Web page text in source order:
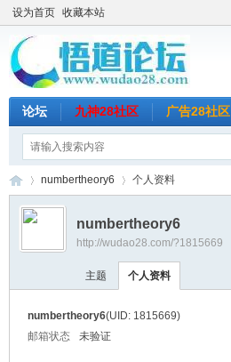
设为首页 收藏本站
论坛 九神28社区 广告28社区
›
numbertheory6 个人资料
numbertheory6
http://wudao28.com/?1815669
主题 个人资料
numbertheory6(UID: 1815669)
邮箱状态
未验证